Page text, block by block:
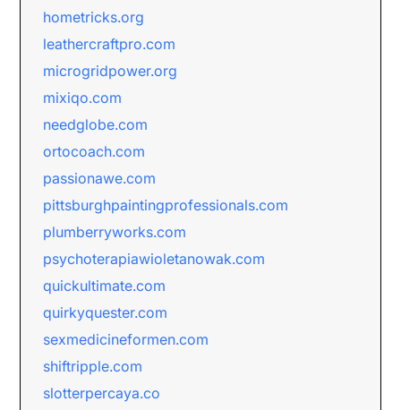
hometricks.org
leathercraftpro.com
microgridpower.org
mixiqo.com
needglobe.com
ortocoach.com
passionawe.com
pittsburghpaintingprofessionals.com
plumberryworks.com
psychoterapiawioletanowak.com
quickultimate.com
quirkyquester.com
sexmedicineformen.com
shiftripple.com
slotterpercaya.co